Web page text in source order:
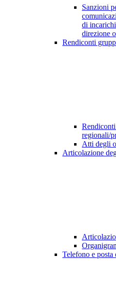
Sanzioni
di
direzione
Rendiconti
regionali/
Atti degli
Articolazione
Telefono e posta